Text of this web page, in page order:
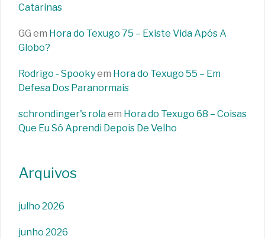
Catarinas
GG em Hora do Texugo 75 – Existe Vida Após A
Globo?
Rodrigo - Spookyem Hora do Texugo 55 – Em
Defesa Dos Paranormais
schrondinger's rolaem Hora do Texugo 68 – Coisas
Que Eu Só Aprendi Depois De Velho
Arquivos
julho 2026
junho 2026